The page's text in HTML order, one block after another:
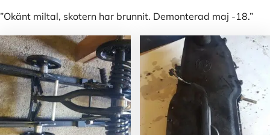
”Okänt miltal, skotern har brunnit. Demonterad maj -18.”